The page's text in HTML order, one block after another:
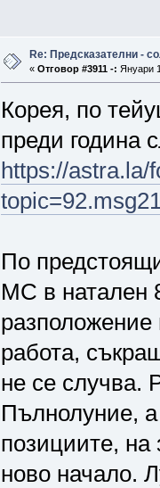
Re: Предсказателни -
« Отговор #3911 -: Януари
Корея, по
преди година
https://astra.la/
По
МС в натален
разположение
работа,
не се случва.
Пълнолуние, а
позициите, на
ново начало.